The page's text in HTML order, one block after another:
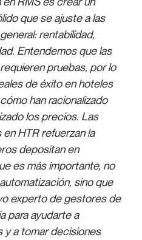
que se ajuste a las
rentabilidad,
Entendemos que las
pruebas, por lo
de éxito en hoteles
han racionalizado
los precios. Las
HTR refuerzan la
depositan en
es más importante, no
sino que
experto de gestores de
para ayudarte a
y a tomar decisiones